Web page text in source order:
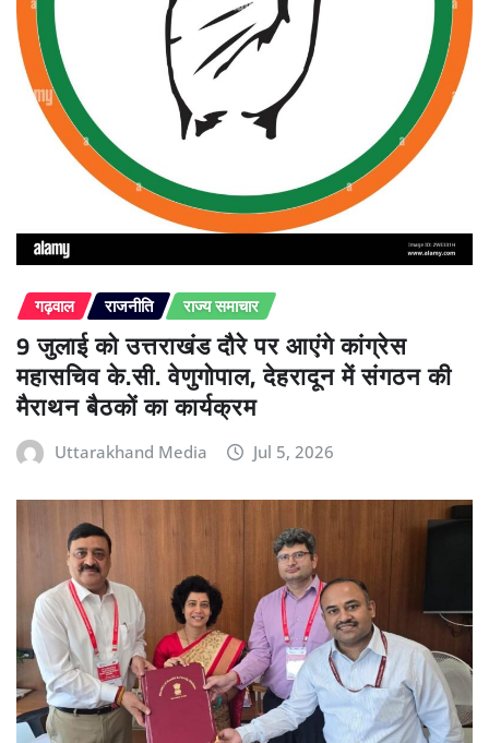
गढ़वाल राजनीति राज्य समाचार
9 जुलाई को उत्तराखंड दौरे पर आएंगे कांग्रेस
महासचिव के.सी. वेणुगोपाल, देहरादून में संगठन की
मैराथन बैठकों का कार्यक्रम
Uttarakhand Media Jul 5, 2026